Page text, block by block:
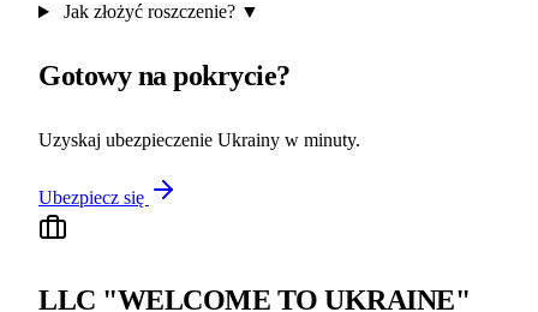
Jak złożyć roszczenie? ▼
Gotowy na pokrycie?
Uzyskaj ubezpieczenie Ukrainy w minuty.
Ubezpiecz się
LLC "WELCOME TO UKRAINE"